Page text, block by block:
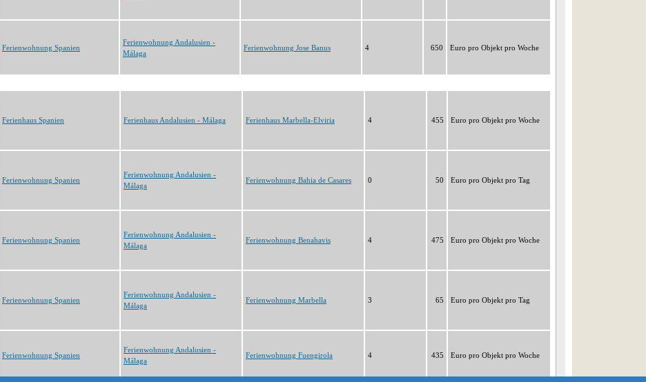
Ferienwohnung Spanien
Ferienwohnung Andalusien -
Málaga
Ferienwohnung Jose Banus 4 650 Euro pro Objekt pro Woche
Ferienhaus Spanien Ferienhaus Andalusien - Málaga Ferienhaus Marbella-Elviria 4 455 Euro pro Objekt pro Woche
Ferienwohnung Spanien
Ferienwohnung Andalusien -
Málaga
Ferienwohnung Bahia de Casares 0 50 Euro pro Objekt pro Tag
Ferienwohnung Spanien
Ferienwohnung Andalusien -
Málaga
Ferienwohnung Benahavis 4 475 Euro pro Objekt pro Woche
Ferienwohnung Spanien
Ferienwohnung Andalusien -
Málaga
Ferienwohnung Marbella 3 65 Euro pro Objekt pro Tag
Ferienwohnung Spanien
Ferienwohnung Andalusien -
Málaga
Ferienwohnung Fuengirola 4 435 Euro pro Objekt pro Woche